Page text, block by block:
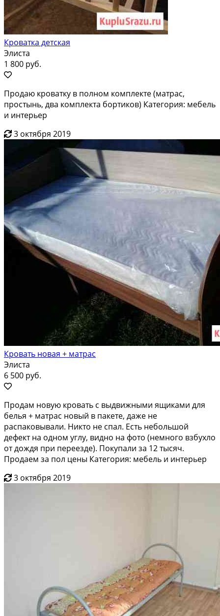
Кроватка детская
Элиста
1 800 руб.
Продаю кроватку в полном комплекте (матрас,
простынь, два комплекта бортиков) Категория: мебель
и интерьер
3 октября 2019
Кровать новая + матрас
Элиста
6 500 руб.
Продам новую кровать с выдвижными ящиками для
белья + матрас новый в пакете, даже не
распаковывали. Никто не спал. Есть небольшой
дефект на одном углу, видно на фото (немного взбухло
от дождя при переезде). Покупали за 12 тысяч.
Продаем за пол цены Категория: мебель и интерьер
3 октября 2019